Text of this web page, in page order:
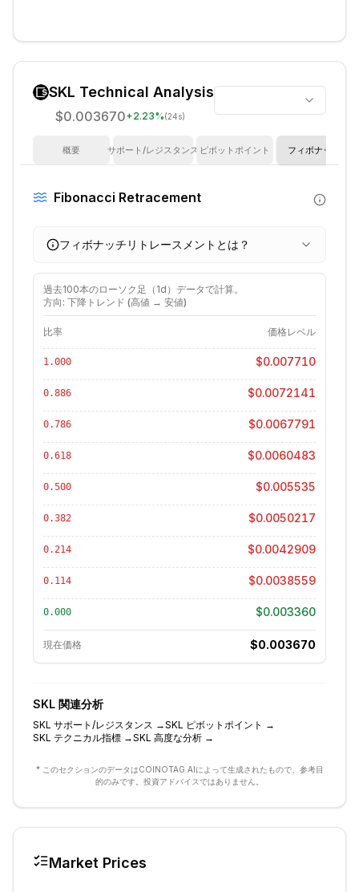
SKL Technical Analysis
$0.003670+2.23%(24s)
概要 サポート/レジスタンス ピボットポイント フィボナッチ
Fibonacci Retracement
フィボナッチリトレースメントとは？
過去100本のローソク足（ 1d ）データで計算。
方向: 下降トレンド (高値 → 安値)
比率 価格レベル
1.000 $0.007710
0.886 $0.0072141
0.786 $0.0067791
0.618 $0.0060483
0.500 $0.005535
0.382 $0.0050217
0.214 $0.0042909
0.114 $0.0038559
0.000 $0.003360
現在価格 $0.003670
SKL 関連分析
SKL サポート/レジスタンス →SKL ピボットポイント →
SKL テクニカル指標 →SKL 高度な分析 →
* このセクションのデータはCOINOTAG AIによって生成されたもので、参考目
的のみです。投資アドバイスではありません。
Market Prices